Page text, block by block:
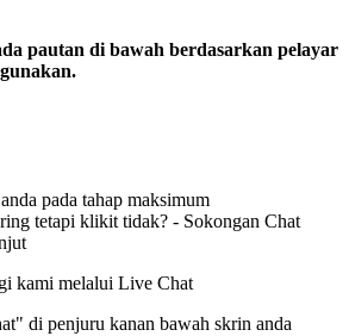
pautan di bawah berdasarkan pelayar
pada tahap maksimum
tetapi klikit tidak? - Sokongan Chat
kami melalui Live Chat
di penjuru kanan bawah skrin anda